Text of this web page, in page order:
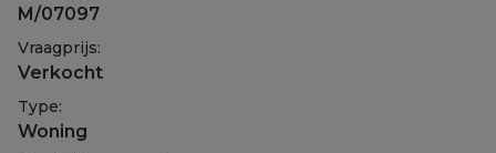
M/07097
Vraagprijs:
Verkocht
Type:
Woning